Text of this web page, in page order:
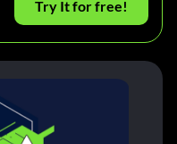
Try It for free!